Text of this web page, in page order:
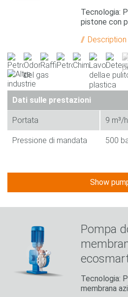
Tecnologia:
pistone con
Description
Dati sulle prestazioni
Portata 9 m³/
Pressione di mandata 500
Show
Pompa
Tecnologia:
membrana